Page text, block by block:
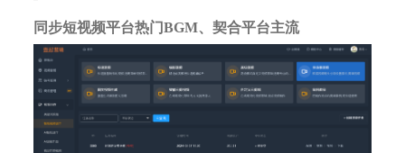
同步短视频平台热门BGM、契合平台主流